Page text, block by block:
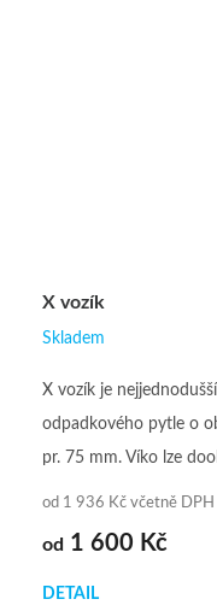
X vozík
Průměrné
hodnocení
produktu
5
hvězdiček.
Skladem
od 1 936 Kč včetně DPH
od 1 600 Kč
DETAIL
X vozík je
odpadkového pytle o
pr. 75 mm. Víko lze